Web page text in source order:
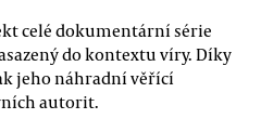
celé dokumentární série
do kontextu víry. Díky
jeho náhradní věřící
autorit.